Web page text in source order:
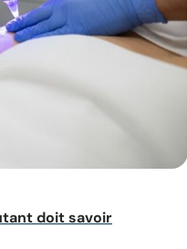
doit savoir